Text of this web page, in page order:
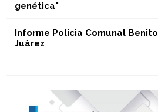
genética"
Informe Policìa Comunal Benito
Juàrez